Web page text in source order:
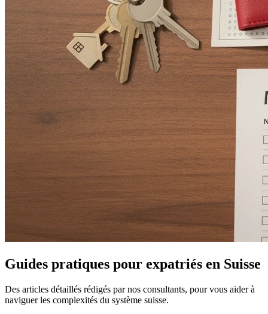
Guides pratiques pour expatriés en Suisse
Des articles détaillés rédigés par nos consultants, pour vous aider à
naviguer les complexités du système suisse.